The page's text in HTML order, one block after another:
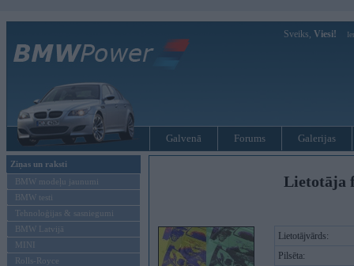
Sveiks, Viesi!
Galvenā Forums Galerijas
Ziņas un raksti
BMW modeļu jaunumi
BMW testi
Tehnoloģijas & sasniegumi
BMW Latvijā
MINI
Rolls-Royce
Lietotāja
Lietotājvārds:
Pilsēta: